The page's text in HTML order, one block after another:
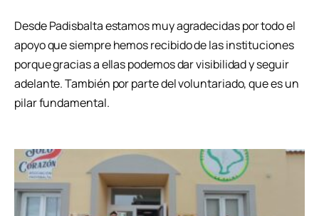
Desde Padisbalta estamos muy agradecidas por todo el
apoyo que siempre hemos recibido de las instituciones
porque gracias a ellas podemos dar visibilidad y seguir
adelante. También por parte del voluntariado, que es un
pilar fundamental.